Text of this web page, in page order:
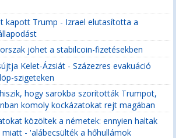
kapott Trump - Izrael elutasította a
jöhet a stabilcoin-fizetésekben
Kelet-Ázsiát - Százezres evakuáció
szigeteken
hogy sarokba szorították Trumpot,
komoly kockázatokat rejt magában
közöltek a németek: ennyien haltak
- 'alábecsülték a hőhullámok